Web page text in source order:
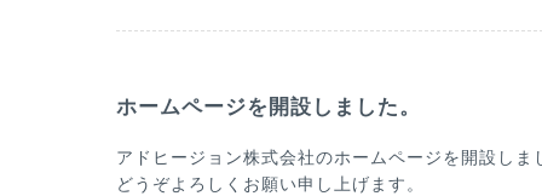
ホームページを開設しました。
アドヒージョン株式会社のホームページを開設しま
どうぞよろしくお願い申し上げます。